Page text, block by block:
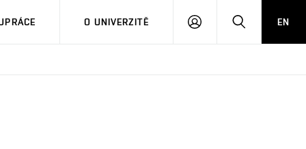
O UNIVERZITĚ
PŘIHLÁSIT HLEDATEN